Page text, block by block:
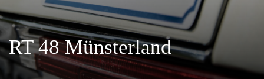
RT 48 Münsterland